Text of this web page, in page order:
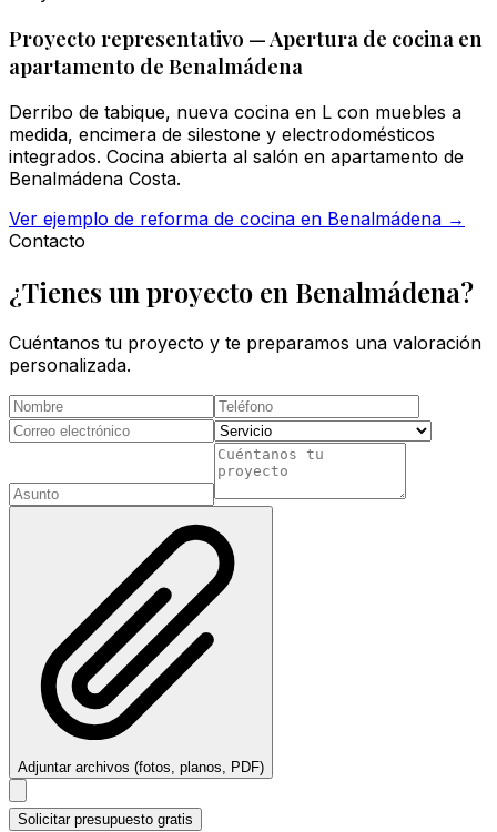
Proyecto representativo — Apertura de cocina en
apartamento de Benalmádena
Derribo de tabique, nueva cocina en L con muebles a
medida, encimera de silestone y electrodomésticos
integrados. Cocina abierta al salón en apartamento de
Benalmádena Costa.
Ver ejemplo de reforma de cocina en Benalmádena →
Contacto
¿Tienes un proyecto en Benalmádena?
Cuéntanos tu proyecto y te preparamos una valoración
personalizada.
Adjuntar archivos (fotos, planos, PDF)
Solicitar presupuesto gratis